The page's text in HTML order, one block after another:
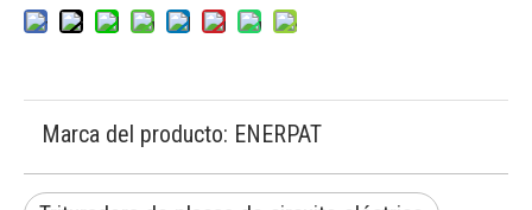
Marca del producto: ENERPAT